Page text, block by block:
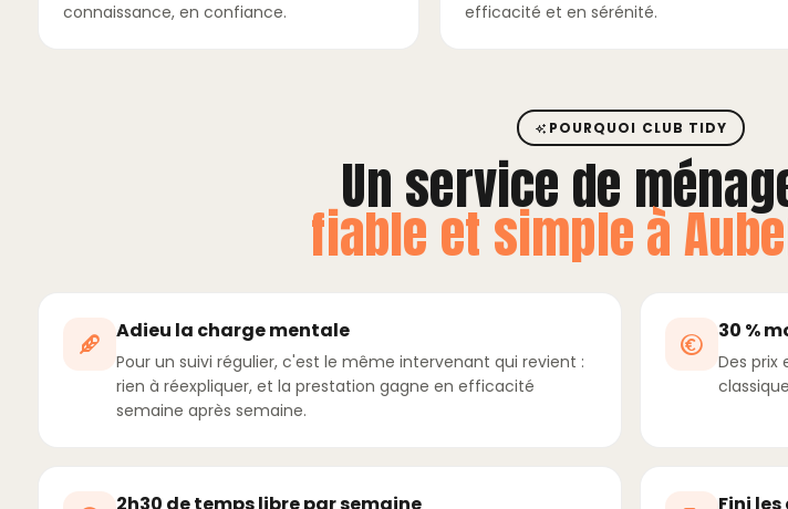
connaissance, en confiance.
efficacité et en sérénité.
POURQUOI CLUB TIDY
Un service de
fiable et simple à
Adieu la charge mentale
Pour un suivi régulier, c'est le même intervenant qui revient :
rien à réexpliquer, et la prestation gagne en efficacité
semaine après semaine.
30 %
Des prix